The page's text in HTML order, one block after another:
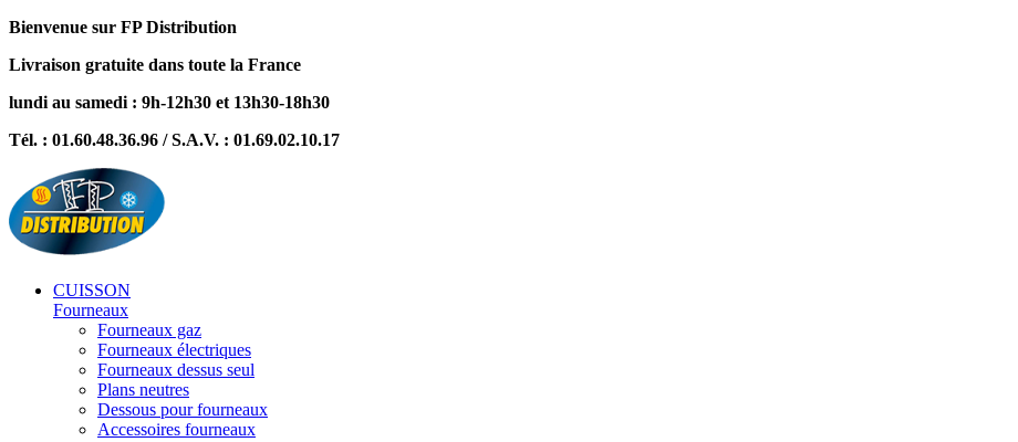
Bienvenue sur FP Distribution
Livraison gratuite dans toute la France
lundi au samedi : 9h-12h30 et 13h30-18h30
Tél. : 01.60.48.36.96 / S.A.V. : 01.69.02.10.17
CUISSON
Fourneaux
Fourneaux gaz
Fourneaux électriques
Fourneaux dessus seul
Plans neutres
Dessous pour fourneaux
Accessoires fourneaux